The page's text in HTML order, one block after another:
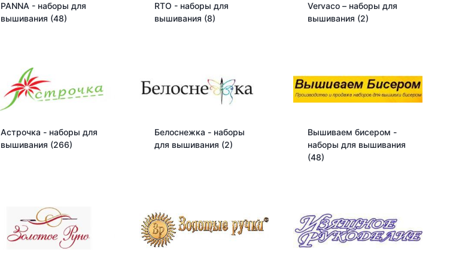
PANNA - наборы для
вышивания (48)
RTO - наборы для
вышивания (8)
Vervaco – наборы для
вышивания (2)
Астрочка - наборы для
вышивания (266)
Белоснежка - наборы
для вышивания (2)
Вышиваем бисером -
наборы для вышивания
(48)